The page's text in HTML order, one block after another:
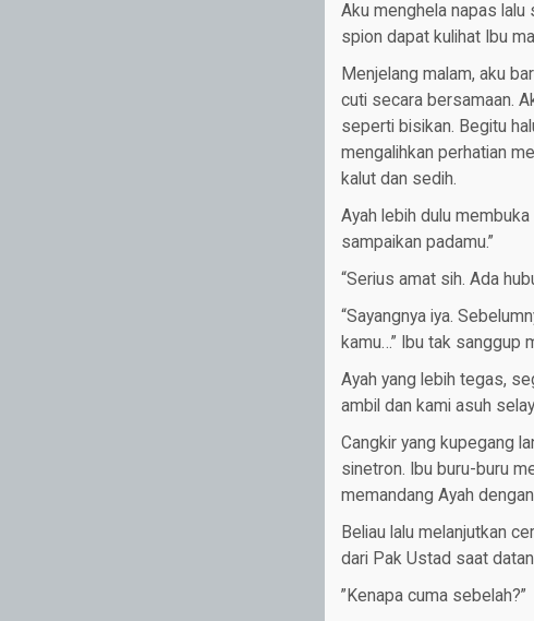
Aku menghela napas lalu
spion dapat kulihat Ibu
Menjelang malam, aku
cuti secara bersamaan.
seperti bisikan. Begitu
mengalihkan perhatian
kalut dan sedih.
Ayah lebih dulu
sampaikan padamu.”
“Serius amat sih. Ada
“Sayangnya iya.
kamu…” Ibu tak sanggup
Ayah yang lebih tegas,
ambil dan kami asuh
Cangkir yang kupegang
sinetron. Ibu buru-buru
memandang Ayah
Beliau lalu melanjutkan
dari Pak Ustad saat
”Kenapa cuma sebelah?”